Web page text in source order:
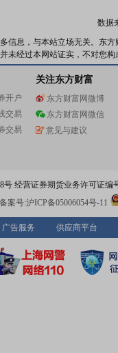
国专利优秀奖、国家火炬项
、浙江省天铭科技汽车越野
站、浙江制造精品企业、浙
新三板挂牌企业、杭州市专
企业、杭州市出口xx、富阳
电动机驱动绞盘规范》标准
标。公司所属行业为国家和省
浙江行动纲要”明确的重点
”。属于“通用设备制造业”。自
品获得我司客户的广泛好评,世
十多个国家和地区。未来在国
套(前装)长城汽车越野车型(坦
不应求。受内需政策激励,公
装供应商,是行业内公认的绞
牌产品之一。xx行业号召力。
数据
信息，与本站立场无关。东
未经过本网站证实，不对您
开户
交易
交易
关注东方财富
东方财富网微博
东方财富网微信
意见与建议
经营证券期货业务许可证编
案号:沪ICP备05006054号-11
广告服务 供应商平台